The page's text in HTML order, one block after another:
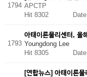
1794 APCTP
Hit 8302
1793
아태이론물리센터, 올
Youngdong Lee
Hit 8305
[연합뉴스] 아태이론